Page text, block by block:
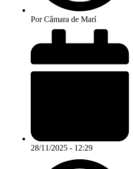
PorCâmara de Marí
28/11/2025 - 12:29